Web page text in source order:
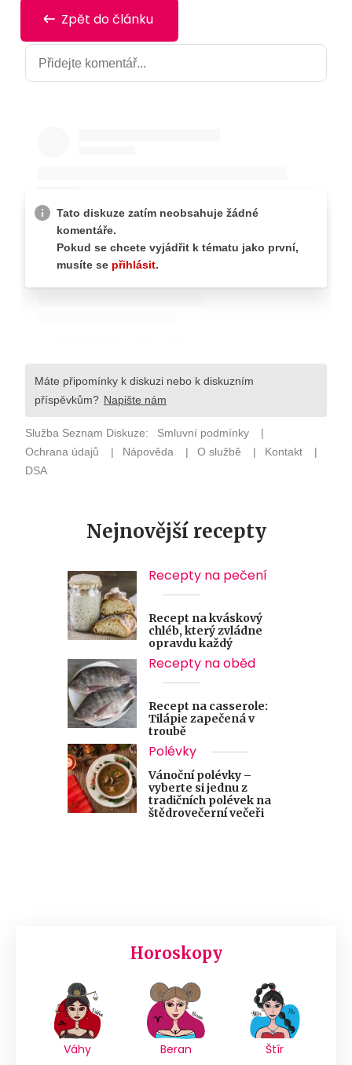
Zpět do článku
Nejnovější recepty
Recepty na pečení
Recept na kváskový
chléb, který zvládne
opravdu každý
Recepty na oběd
Recept na casserole:
Tilápie zapečená v
troubě
Polévky
Vánoční polévky –
vyberte si jednu z
tradičních polévek na
štědrovečerní večeři
Horoskopy
Váhy Beran Štír